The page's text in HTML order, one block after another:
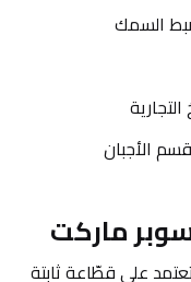
السمك
ماركت